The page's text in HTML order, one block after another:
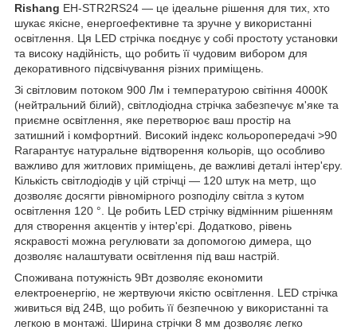
Rishang EH-STR2RS24 — це ідеальне рішення для тих, хто
шукає якісне, енергоефективне та зручне у використанні
освітлення. Ця LED стрічка поєднує у собі простоту установки
та високу надійність, що робить її чудовим вибором для
декоративного підсвічування різних приміщень.
Зі світловим потоком 900 Лм і температурою світіння 4000К
(нейтральний білий), світлодіодна стрічка забезпечує м'яке та
приємне освітлення, яке перетворює ваш простір на
затишний і комфортний. Високий індекс кольоропередачі >90
Raгарантує натуральне відтворення кольорів, що особливо
важливо для житлових приміщень, де важливі деталі інтер'єру.
Кількість світлодіодів у цій стрічці — 120 штук на метр, що
дозволяє досягти рівномірного розподілу світла з кутом
освітлення 120 °. Це робить LED стрічку відмінним рішенням
для створення акцентів у інтер'єрі. Додатково, рівень
яскравості можна регулювати за допомогою димера, що
дозволяє налаштувати освітлення під ваш настрій.
Споживана потужність 9Вт дозволяє економити
електроенергію, не жертвуючи якістю освітлення. LED стрічка
живиться від 24В, що робить її безпечною у використанні та
легкою в монтажі. Ширина стрічки 8 мм дозволяє легко